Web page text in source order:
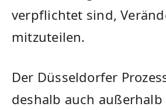
verpflichtet sind,
mitzuteilen.
Der Düsseldorfer
deshalb auch